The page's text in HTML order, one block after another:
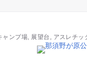
ンプ場, 展望台, アスレチッ